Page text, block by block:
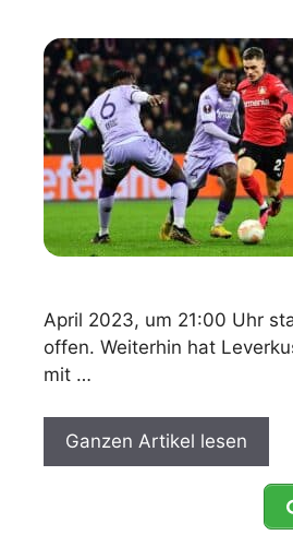
April 2023, um 21:00 Uhr
offen. Weiterhin hat
mit …
Ganzen Artikel lesen